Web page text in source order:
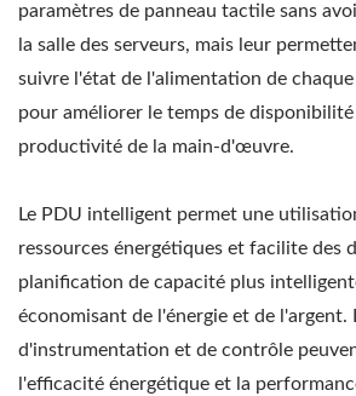
paramètres de panneau tactile sans
la salle des serveurs, mais leur
suivre l'état de l'alimentation de
pour améliorer le temps de
productivité de la main-d'œuvre.
Le PDU intelligent permet une
ressources énergétiques et facilite des
planification de capacité plus
économisant de l'énergie et de l'argent.
d'instrumentation et de contrôle
l'efficacité énergétique et la